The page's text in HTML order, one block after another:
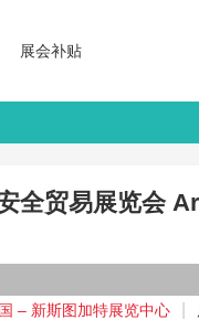
展会补贴
全贸易展览会
– 新斯图加特展览中心